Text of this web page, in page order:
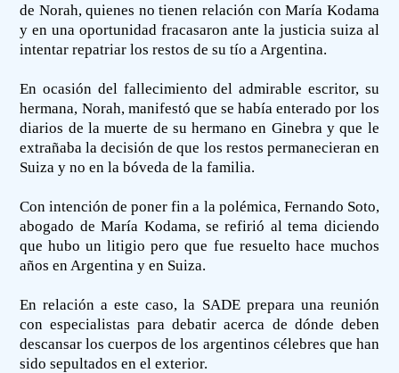
de Norah, quienes no tienen relación con María Kodama
y en una oportunidad fracasaron ante la justicia suiza al
intentar repatriar los restos de su tío a Argentina.
En ocasión del fallecimiento del admirable escritor, su
hermana, Norah, manifestó que se había enterado por los
diarios de la muerte de su hermano en Ginebra y que le
extrañaba la decisión de que los restos permanecieran en
Suiza y no en la bóveda de la familia.
Con intención de poner fin a la polémica, Fernando Soto,
abogado de María Kodama, se refirió al tema diciendo
que hubo un litigio pero que fue resuelto hace muchos
años en Argentina y en Suiza.
En relación a este caso, la SADE prepara una reunión
con especialistas para debatir acerca de dónde deben
descansar los cuerpos de los argentinos célebres que han
sido sepultados en el exterior.